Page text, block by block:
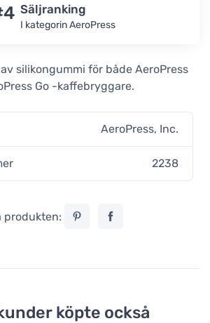
Säljranking
I kategorin AeroPress
silikongummi för både AeroPress
Go -kaffebryggare.
AeroPress, Inc.
2238
produkten:
köpte också